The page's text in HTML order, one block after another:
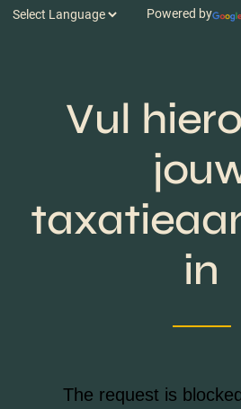
Powered by
Vul
in